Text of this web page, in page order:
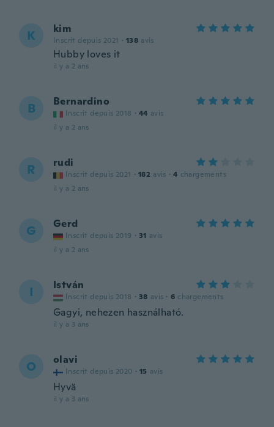
K kim
Inscrit depuis 2021 · 138 avis
Hubby loves it
il y a 2 ans
B Bernardino
Inscrit depuis 2018 · 44 avis
il y a 2 ans
R rudi
Inscrit depuis 2021 · 182 avis · 4 chargements
il y a 2 ans
G Gerd
Inscrit depuis 2019 · 31 avis
il y a 2 ans
I István
Inscrit depuis 2018 · 38 avis · 6 chargements
Gagyi, nehezen használható.
il y a 3 ans
O olavi
Inscrit depuis 2020 · 15 avis
Hyvä
il y a 3 ans